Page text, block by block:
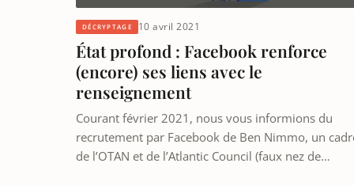
DÉCRYPTAGE 10 avril 2021
État profond : Facebook renforce
(encore) ses liens avec le
renseignement
Courant février 2021, nous vous informions du
recrutement par Facebook de Ben Nimmo, un
de l’OTAN et de l’Atlantic Council (faux nez de…